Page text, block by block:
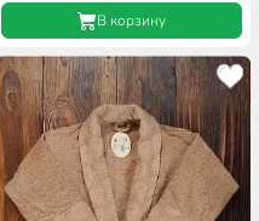
В корзину